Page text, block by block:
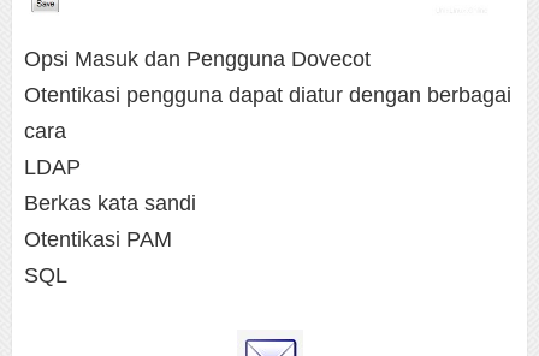
Opsi Masuk dan Pengguna Dovecot
Otentikasi pengguna dapat diatur dengan berbagai
cara
LDAP
Berkas kata sandi
Otentikasi PAM
SQL